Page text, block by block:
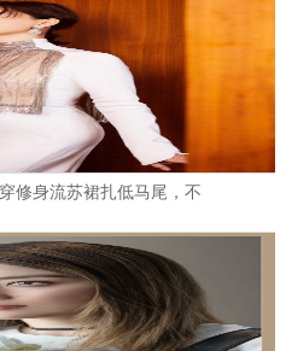
修身流苏裙扎低马尾，不